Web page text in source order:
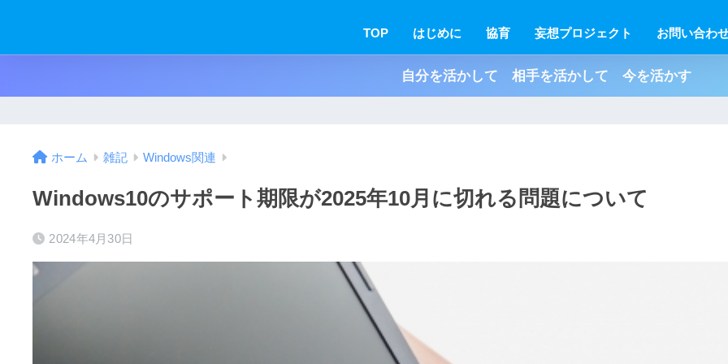
TOP はじめに 協育 妄想プロジェクト お問い合わ
自分を活かして 相手を活かして 今を活かす
ホーム 雑記 Windows関連
Windows10のサポート期限が2025年10月に切れる問題について
2024年4月30日